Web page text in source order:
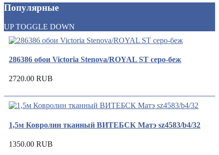
Популярные
UP TOGGLE DOWN
286386 обои Victoria Stenova/ROYAL ST серо-беж
2720.00 RUB
1,5м Ковролин тканный ВИТЕБСК Матэ sz4583/b4/32
1350.00 RUB